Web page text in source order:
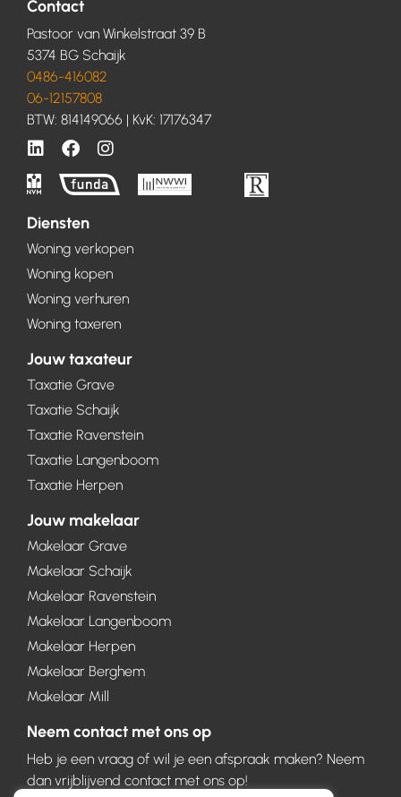
Contact
Pastoor van Winkelstraat 39 B
5374 BG Schaijk
0486-416082
06-12157808
BTW: 814149066 | KvK: 17176347
Diensten
Woning verkopen
Woning kopen
Woning verhuren
Woning taxeren
Jouw taxateur
Taxatie Grave
Taxatie Schaijk
Taxatie Ravenstein
Taxatie Langenboom
Taxatie Herpen
Jouw makelaar
Makelaar Grave
Makelaar Schaijk
Makelaar Ravenstein
Makelaar Langenboom
Makelaar Herpen
Makelaar Berghem
Makelaar Mill
Neem contact met ons op
Heb je een vraag of wil je een afspraak maken? Neem
dan vrijblijvend contact met ons op!